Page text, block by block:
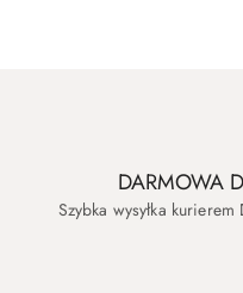
DARMOWA
Szybka wysyłka